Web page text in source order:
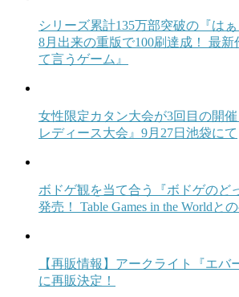
シリーズ累計135万部突破の『は
8月出来の重版で100刷達成！ 最
て言うゲーム』
女性限定カタン大会が3回目の開
レディース大会』9月27日池袋にて
ボドゲ観を当て合う『ボドゲのど
発売！ Table Games in the Worldと
【再販情報】アークライト『エバ
に再販決定！